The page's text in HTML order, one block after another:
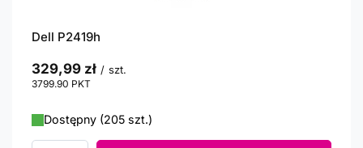
Dell P2419h
329,99 zł / szt.
3799.90 PKT
Dostępny (205 szt.)